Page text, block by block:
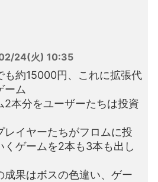
24(火) 10:35
も約15000円、これに拡張代
ーム
2本分をユーザーたちは投資
レイヤーたちがフロムに投
くゲームを2本も3本も出し
成果はボスの色違い、ゲー